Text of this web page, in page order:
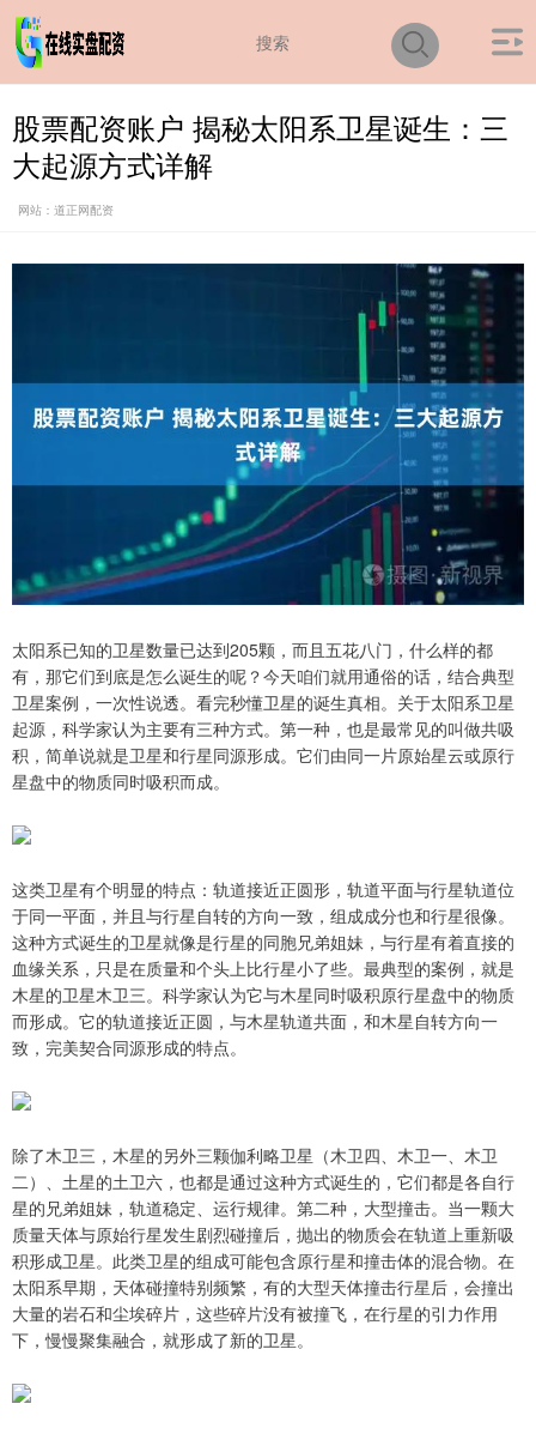
股票配资账户 揭秘太阳系卫星诞生：三
大起源方式详解
网站：道正网配资
太阳系已知的卫星数量已达到205颗，而且五花八门，什么样的都
有，那它们到底是怎么诞生的呢？今天咱们就用通俗的话，结合典型
卫星案例，一次性说透。看完秒懂卫星的诞生真相。关于太阳系卫星
起源，科学家认为主要有三种方式。第一种，也是最常见的叫做共吸
积，简单说就是卫星和行星同源形成。它们由同一片原始星云或原行
星盘中的物质同时吸积而成。
这类卫星有个明显的特点：轨道接近正圆形，轨道平面与行星轨道位
于同一平面，并且与行星自转的方向一致，组成成分也和行星很像。
这种方式诞生的卫星就像是行星的同胞兄弟姐妹，与行星有着直接的
血缘关系，只是在质量和个头上比行星小了些。最典型的案例，就是
木星的卫星木卫三。科学家认为它与木星同时吸积原行星盘中的物质
而形成。它的轨道接近正圆，与木星轨道共面，和木星自转方向一
致，完美契合同源形成的特点。
除了木卫三，木星的另外三颗伽利略卫星（木卫四、木卫一、木卫
二）、土星的土卫六，也都是通过这种方式诞生的，它们都是各自行
星的兄弟姐妹，轨道稳定、运行规律。第二种，大型撞击。当一颗大
质量天体与原始行星发生剧烈碰撞后，抛出的物质会在轨道上重新吸
积形成卫星。此类卫星的组成可能包含原行星和撞击体的混合物。在
太阳系早期，天体碰撞特别频繁，有的大型天体撞击行星后，会撞出
大量的岩石和尘埃碎片，这些碎片没有被撞飞，在行星的引力作用
下，慢慢聚集融合，就形成了新的卫星。